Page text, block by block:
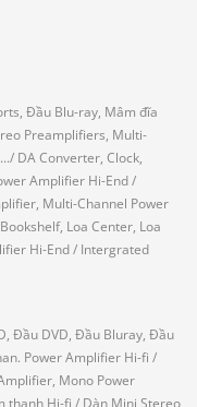
Đầu Blu-ray, Mâm đĩa
Preamplifiers, Multi-
/ DA Converter, Clock,
Amplifier Hi-End/
Multi-Channel Power
Loa Center, Loa
Hi-End/ Intergrated
Đầu DVD, Đầu Bluray, Đầu
Power Amplifier Hi-fi /
Mono Power
thanh Hi-fi / Dàn Mini Stereo,